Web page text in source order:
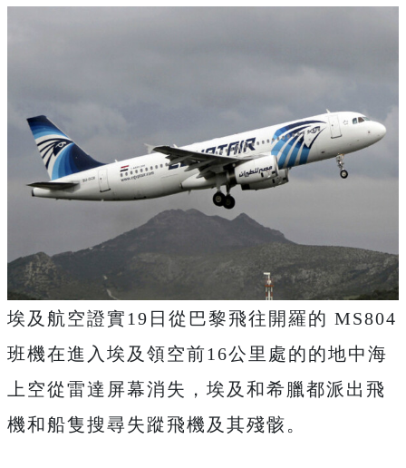
埃及航空證實19日從巴黎飛往開羅的 MS804
班機在進入埃及領空前16公里處的的地中海
上空從雷達屏幕消失，埃及和希臘都派出飛
機和船隻搜尋失蹤飛機及其殘骸。